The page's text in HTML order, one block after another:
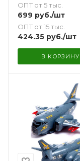
ОПТ от 5 тыс.
699 руб./шт
ОПТ от 15 тыс.
424.35 руб./шт
В КОРЗИНУ